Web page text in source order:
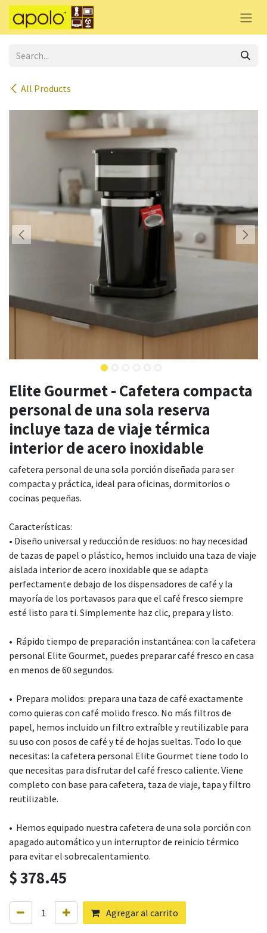
Skip to Content
All Products
Elite Gourmet - Cafetera compacta
personal de una sola reserva
incluye taza de viaje térmica
interior de acero inoxidable
cafetera personal de una sola porción diseñada para ser
compacta y práctica, ideal para oficinas, dormitorios o
cocinas pequeñas.
Características:
• Diseño universal y reducción de residuos: no hay necesidad
de tazas de papel o plástico, hemos incluido una taza de viaje
aislada interior de acero inoxidable que se adapta
perfectamente debajo de los dispensadores de café y la
mayoría de los portavasos para que el café fresco siempre
esté listo para ti. Simplemente haz clic, prepara y listo.
• Rápido tiempo de preparación instantánea: con la cafetera
personal Elite Gourmet, puedes preparar café fresco en casa
en menos de 60 segundos.
• Prepara molidos: prepara una taza de café exactamente
como quieras con café molido fresco. No más filtros de
papel, hemos incluido un filtro extraíble y reutilizable para
su uso con posos de café y té de hojas sueltas. Todo lo que
necesitas: la cafetera personal Elite Gourmet tiene todo lo
que necesitas para disfrutar del café fresco caliente. Viene
completo con base para cafetera, taza de viaje, tapa y filtro
reutilizable.
• Hemos equipado nuestra cafetera de una sola porción con
apagado automático y un interruptor de reinicio térmico
para evitar el sobrecalentamiento.
$378.45
Agregar al carrito